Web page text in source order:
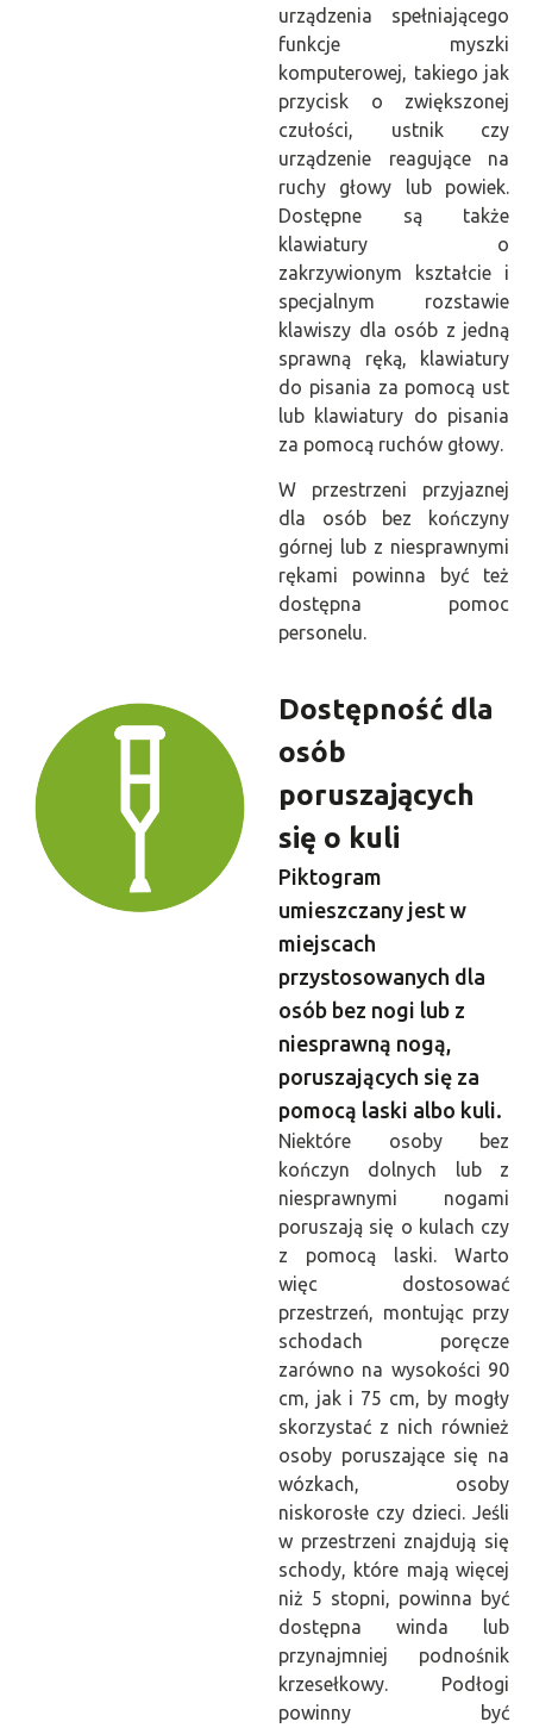
urządzenia spełniającego
funkcje myszki
komputerowej, takiego jak
przycisk o zwiększonej
czułości, ustnik czy
urządzenie reagujące na
ruchy głowy lub powiek.
Dostępne są także
klawiatury o
zakrzywionym kształcie i
specjalnym rozstawie
klawiszy dla osób z jedną
sprawną ręką, klawiatury
do pisania za pomocą ust
lub klawiatury do pisania
za pomocą ruchów głowy.
W przestrzeni przyjaznej
dla osób bez kończyny
górnej lub z niesprawnymi
rękami powinna być też
dostępna pomoc
personelu.
Dostępność dla
osób
poruszających
się o kuli
Piktogram
umieszczany jest w
miejscach
przystosowanych dla
osób bez nogi lub z
niesprawną nogą,
poruszających się za
pomocą laski albo kuli.
Niektóre osoby bez
kończyn dolnych lub z
niesprawnymi nogami
poruszają się o kulach czy
z pomocą laski. Warto
więc dostosować
przestrzeń, montując przy
schodach poręcze
zarówno na wysokości 90
cm, jak i 75 cm, by mogły
skorzystać z nich również
osoby poruszające się na
wózkach, osoby
niskorosłe czy dzieci. Jeśli
w przestrzeni znajdują się
schody, które mają więcej
niż 5 stopni, powinna być
dostępna winda lub
przynajmniej podnośnik
krzesełkowy. Podłogi
powinny być